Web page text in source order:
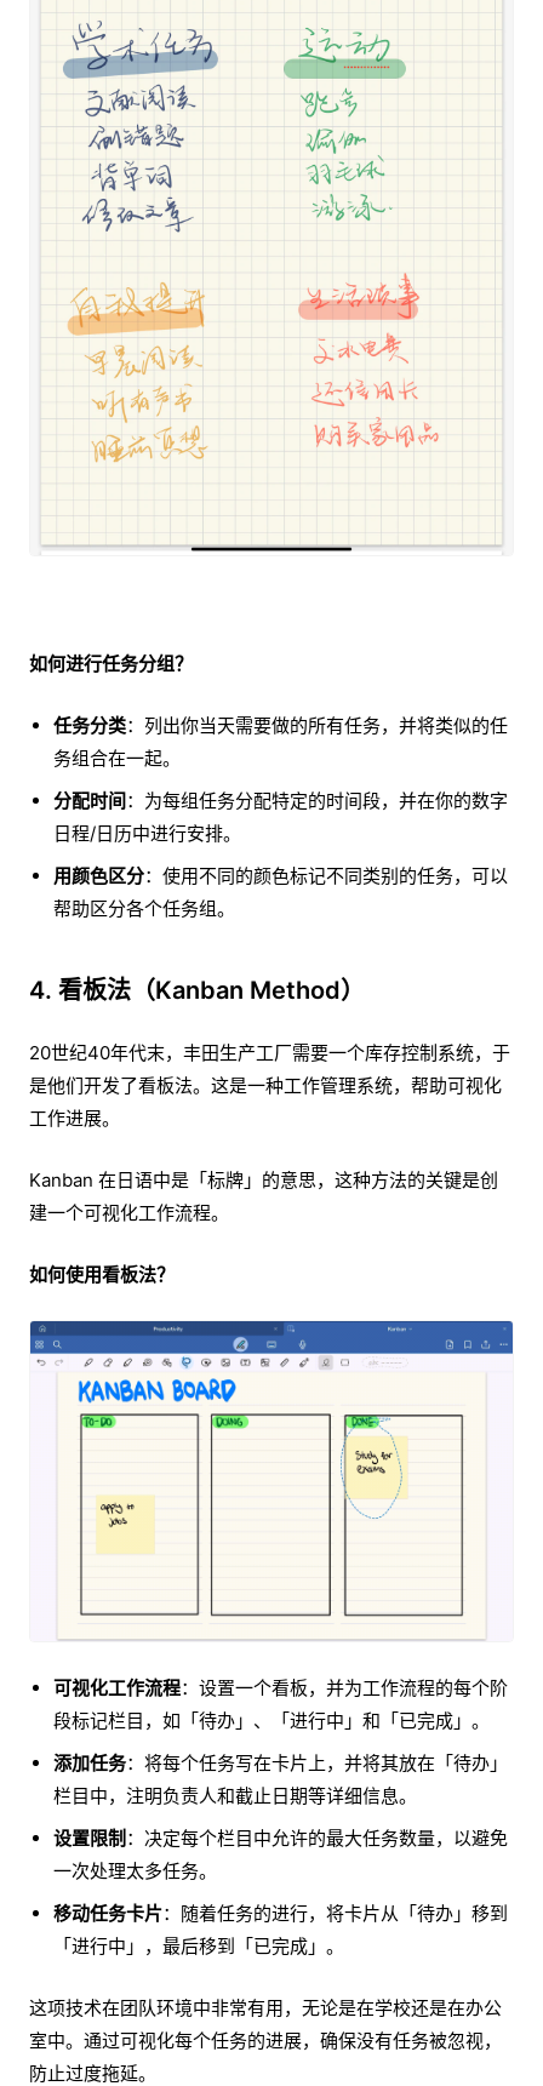
如何进行任务分组？
任务分类：列出你当天需要做的所有任务，并将类似的任
务组合在一起。
分配时间：为每组任务分配特定的时间段，并在你的数字
日程/日历中进行安排。
用颜色区分：使用不同的颜色标记不同类别的任务，可以
帮助区分各个任务组。
4. 看板法（Kanban Method）
20世纪40年代末，丰田生产工厂需要一个库存控制系统，于
是他们开发了看板法。这是一种工作管理系统，帮助可视化
工作进展。
Kanban 在日语中是「标牌」的意思，这种方法的关键是创
建一个可视化工作流程。
如何使用看板法？
可视化工作流程：设置一个看板，并为工作流程的每个阶
段标记栏目，如「待办」、「进行中」和「已完成」。
添加任务：将每个任务写在卡片上，并将其放在「待办」
栏目中，注明负责人和截止日期等详细信息。
设置限制 ：决定每个栏目中允许的最大任务数量，以避免
一次处理太多任务。
移动任务卡片：随着任务的进行，将卡片从「待办」移到
「进行中」，最后移到「已完成」。
这项技术在团队环境中非常有用，无论是在学校还是在办公
室中。通过可视化每个任务的进展，确保没有任务被忽视，
防止过度拖延。